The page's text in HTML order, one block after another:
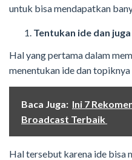
untuk bisa mendapatkan
Tentukan ide dan
Hal yang pertama dalam
menentukan ide dan topiknya
Baca Juga: Ini 7
Broadcast Terbaik
Hal tersebut karena ide bisa